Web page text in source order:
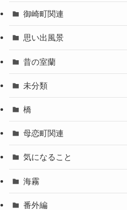
御崎町関連
思い出風景
昔の室蘭
未分類
橋
母恋町関連
気になること
海霧
番外編